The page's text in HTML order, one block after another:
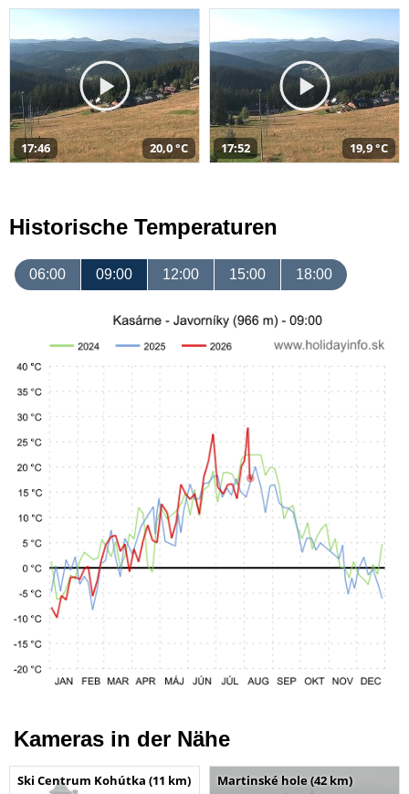
17:46 20,0 °C 17:52 19,9 °C
Historische Temperaturen
06:00 09:00 12:00 15:00 18:00
Kameras in der Nähe
Ski Centrum Kohútka (11 km) Martinské hole (42 km)